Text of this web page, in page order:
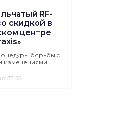
RF-
скидкой в
центре
борьбы с
изменениями.
31.08